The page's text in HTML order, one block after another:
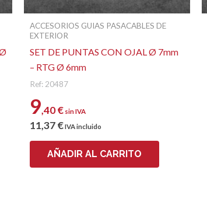
ACCESORIOS GUIAS PASACABLES DE
EXTERIOR
SET DE PUNTAS CON OJAL Ø 7mm
– RTG Ø 6mm
Ref: 20487
9,40€ sin IVA
11,37€IVA incluido
AÑADIR AL CARRITO